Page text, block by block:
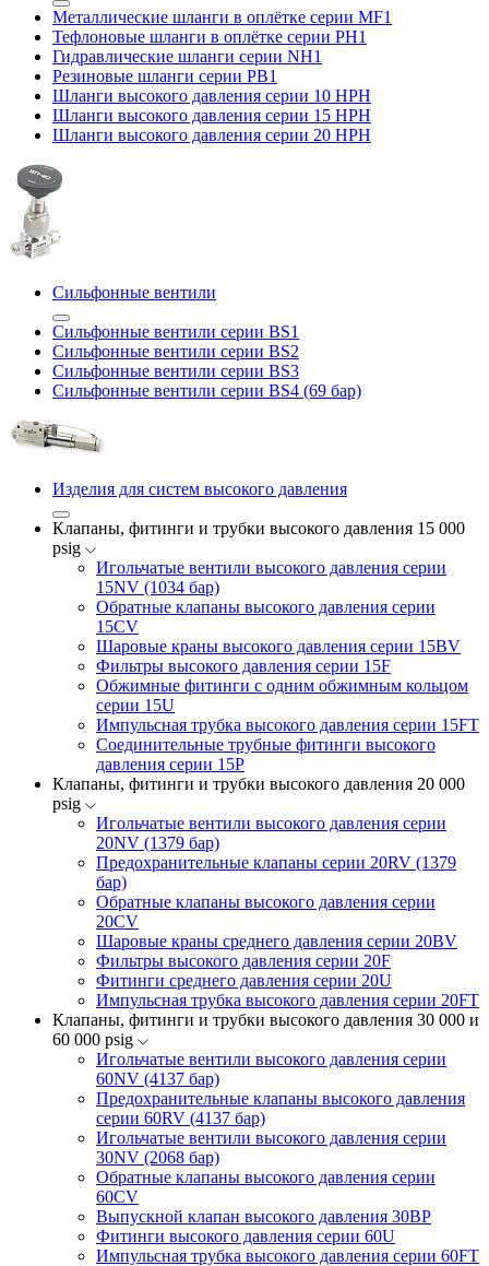
Металлические шланги в оплётке серии MF1
Тефлоновые шланги в оплётке серии PH1
Гидравлические шланги серии NH1
Резиновые шланги серии PB1
Шланги высокого давления серии 10 HPH
Шланги высокого давления серии 15 HPH
Шланги высокого давления серии 20 HPH
Сильфонные вентили
Сильфонные вентили серии BS1
Сильфонные вентили серии BS2
Сильфонные вентили серии BS3
Сильфонные вентили серии BS4 (69 бар)
Изделия для систем высокого давления
Клапаны, фитинги и трубки высокого давления 15 000
psig
Игольчатые вентили высокого давления серии
15NV (1034 бар)
Обратные клапаны высокого давления серии
15CV
Шаровые краны высокого давления серии 15BV
Фильтры высокого давления серии 15F
Обжимные фитинги с одним обжимным кольцом
серии 15U
Импульсная трубка высокого давления серии 15FT
Соединительные трубные фитинги высокого
давления серии 15P
Клапаны, фитинги и трубки высокого давления 20 000
psig
Игольчатые вентили высокого давления серии
20NV (1379 бар)
Предохранительные клапаны серии 20RV (1379
бар)
Обратные клапаны высокого давления серии
20CV
Шаровые краны среднего давления серии 20BV
Фильтры высокого давления серии 20F
Фитинги среднего давления серии 20U
Импульсная трубка высокого давления серии 20FT
Клапаны, фитинги и трубки высокого давления 30 000 и
60 000 psig
Игольчатые вентили высокого давления серии
60NV (4137 бар)
Предохранительные клапаны высокого давления
серии 60RV (4137 бар)
Игольчатые вентили высокого давления серии
30NV (2068 бар)
Обратные клапаны высокого давления серии
60CV
Выпускной клапан высокого давления 30BP
Фитинги высокого давления серии 60U
Импульсная трубка высокого давления серии 60FT